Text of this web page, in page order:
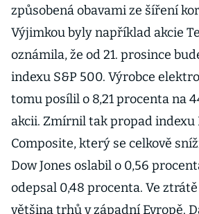
způsobená obavami ze šíření
Výjimkou byly například akcie
oznámila, že od 21. prosince
indexu S&P 500. Výrobce
tomu posílil o 8,21 procenta na
akcii. Zmírnil tak propad indexu
Composite, který se celkově
Dow Jones oslabil o 0,56
odepsal 0,48 procenta. Ve
většina trhů v západní Evropě.